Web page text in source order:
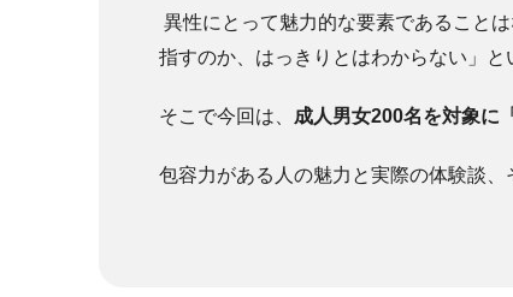
異性にとって魅力的な要素であること
指すのか、はっきりとはわからない」と
そこで今回は、 成人男女200名を対象に
包容力がある人の魅力と実際の体験談、